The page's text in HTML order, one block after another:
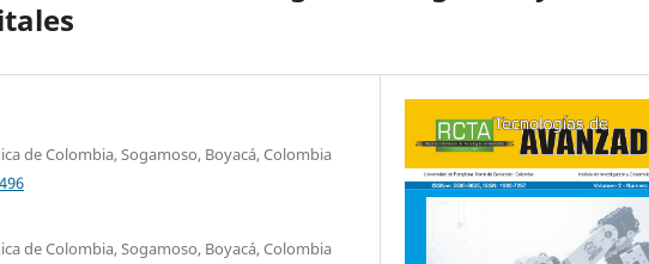
de Colombia, Sogamoso, Boyacá, Colombia
de Colombia, Sogamoso, Boyacá, Colombia